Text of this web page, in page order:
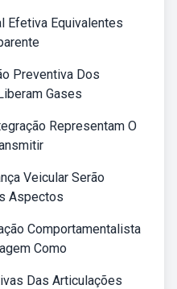
Efetiva Equivalentes
Preventiva Dos
Gases
Representam O
Veicular Serão
Aspectos
Comportamentalista
Como
Das Articulações